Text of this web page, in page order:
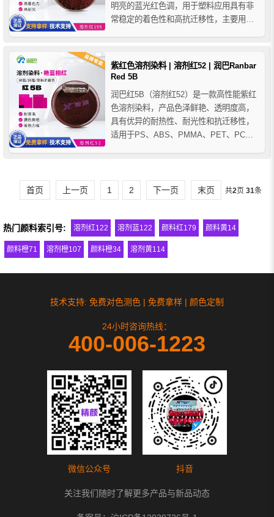
明亮的蓝光红色调，用于塑料应用具有非
常稳定的着色性和高抗迁移性，主要用于
的渗透性和亲和力，能够迅速地被纤维吸
附和着色，还可以与其它染料混合使用，
紫红色溶剂染料 | 溶剂红52 | 润巴Ranbar
Red 5B
润巴红5B（溶剂红52）是一款高性能紫红
色溶剂染料，产品色泽鲜艳、透明度高，
具有优异的耐热性、耐光性和抗迁移性，
适用于PS、ABS、PMMA、PET、PC、
首页 上一页 1 2 下一页 末页 共2页 31条
热门颜料索引号: 溶剂红122 溶剂蓝122 颜料红179 颜料黄14
颜料橙71 溶剂橙107 颜料橙34 溶剂黄114
技术支持: 免费对色测色 | 免费拿样 | 颜色定制
24小时咨询热线：
400-006-1223
微信公众号 抖音
关注我们随时了解更多产品与新品动态